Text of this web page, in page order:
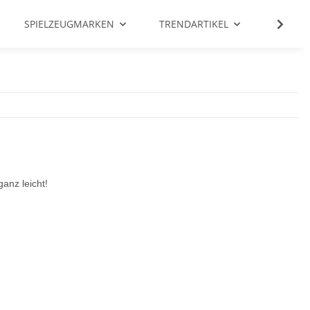
SPIELZEUGMARKEN TRENDARTIKEL SALE %
leicht!